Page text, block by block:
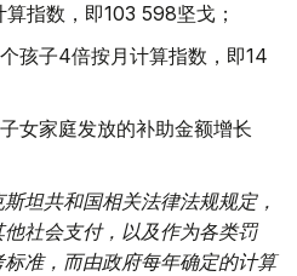
指数，即103 598坚戈；
孩子4倍按月计算指数，即14
女家庭发放的补助金额增长
坦共和国相关法律法规规定，
社会支付，以及作为各类罚
准，而由政府每年确定的计算